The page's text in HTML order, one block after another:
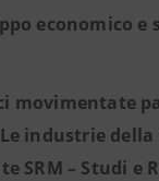
economico e
movimentate
industrie della
– Studi e